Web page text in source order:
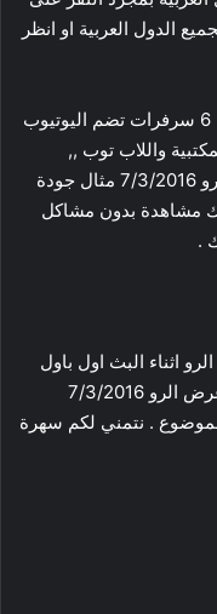
الدول العربية او انظر
مشاهدة عرض الرو الاخير 7/3/2016 على 6 سرفرات تضم اليوتيوب
واللاب توب ,,
بالاضافة الى جودات متعددة لبث عرض الرو 7/3/2016 مثال جودة
مشاهدة بدون مشاكل
.
اثناء البث اول باول
داخل هذا الموضوع ايضا , ايضا بعد انتهاء عرض الرو 7/3/2016
. نتمني لكم سهرة